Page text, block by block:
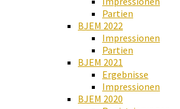
Partien
BJEM 2022
Impressionen
Partien
BJEM 2021
Ergebnisse
Impressionen
BJEM 2020